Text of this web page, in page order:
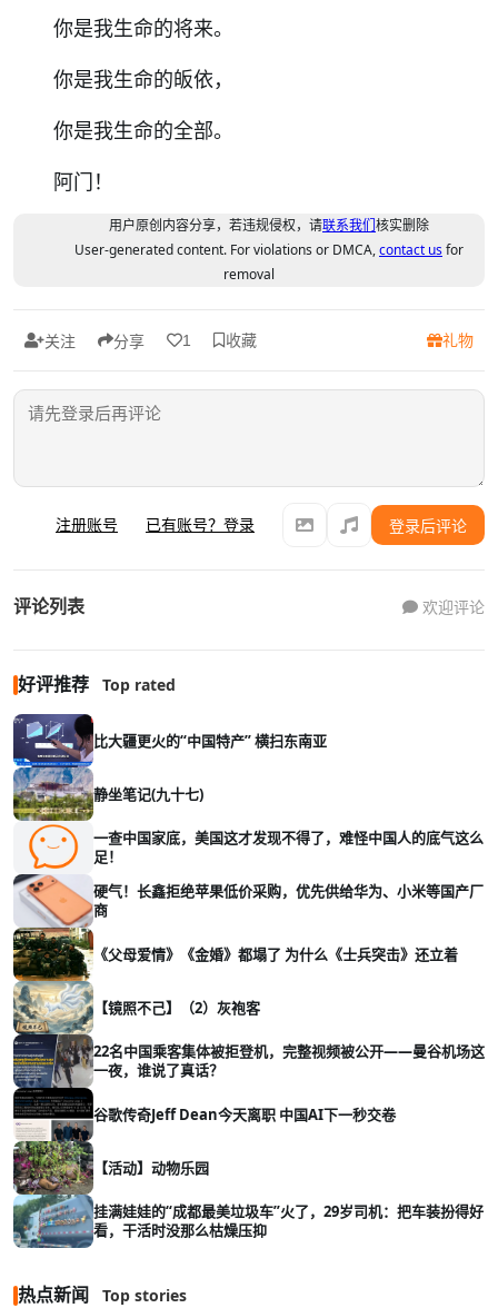
你是我生命的将来。
你是我生命的皈依，
你是我生命的全部。
阿门！
用户原创内容分享，若违规侵权，请联系我们核实删除
User-generated content. For violations or DMCA,contact usfor
removal
关注 分享 1 收藏 礼物
注册账号 已有账号？登录 登录后评论
评论列表 欢迎评论
好评推荐 Top rated
比大疆更火的“中国特产” 横扫东南亚
静坐笔记(九十七)
一查中国家底，美国这才发现不得了，难怪中国人的底气这么
足！
硬气！长鑫拒绝苹果低价采购，优先供给华为、小米等国产厂
商
《父母爱情》《金婚》都塌了 为什么《士兵突击》还立着
【镜照不己】（2）灰袍客
22名中国乘客集体被拒登机，完整视频被公开——曼谷机场这
一夜，谁说了真话？
谷歌传奇Jeff Dean今天离职 中国AI下一秒交卷
【活动】动物乐园
挂满娃娃的“成都最美垃圾车”火了，29岁司机：把车装扮得好
看，干活时没那么枯燥压抑
热点新闻 Top stories